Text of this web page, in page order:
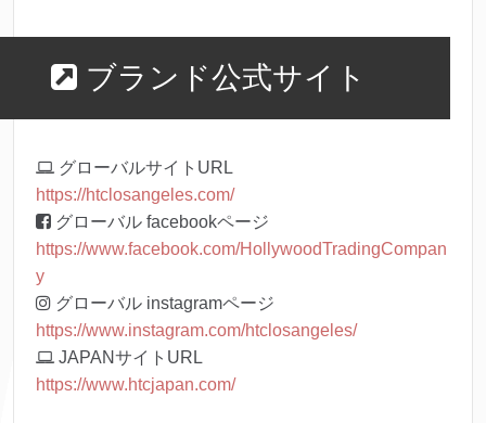
ブランド公式サイト
グローバルサイトURL
https://htclosangeles.com/
グローバル facebookページ
https://www.facebook.com/HollywoodTradingCompan
y
グローバル instagramページ
https://www.instagram.com/htclosangeles/
JAPANサイトURL
https://www.htcjapan.com/